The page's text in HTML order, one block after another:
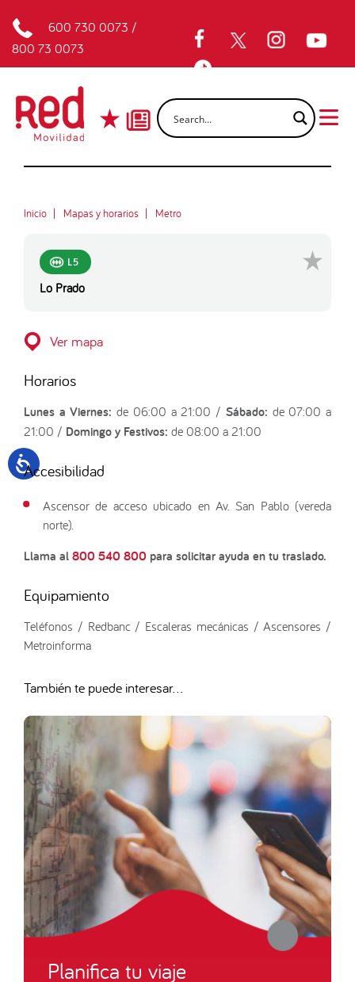
600 730 0073 /
800 73 0073
Inicio Mapas y horarios Metro
L5
Lo Prado
Ver mapa
Horarios
Lunes a Viernes: de 06:00 a 21:00 / Sábado: de 07:00 a
21:00 / Domingo y Festivos: de 08:00 a 21:00
Accesibilidad
Ascensor de acceso ubicado en Av. San Pablo (vereda
norte).
Llama al800 540 800 para solicitar ayuda en tu traslado.
Equipamiento
Teléfonos / Redbanc / Escaleras mecánicas / Ascensores /
Metroinforma
También te puede interesar...
Planifica tu viaje